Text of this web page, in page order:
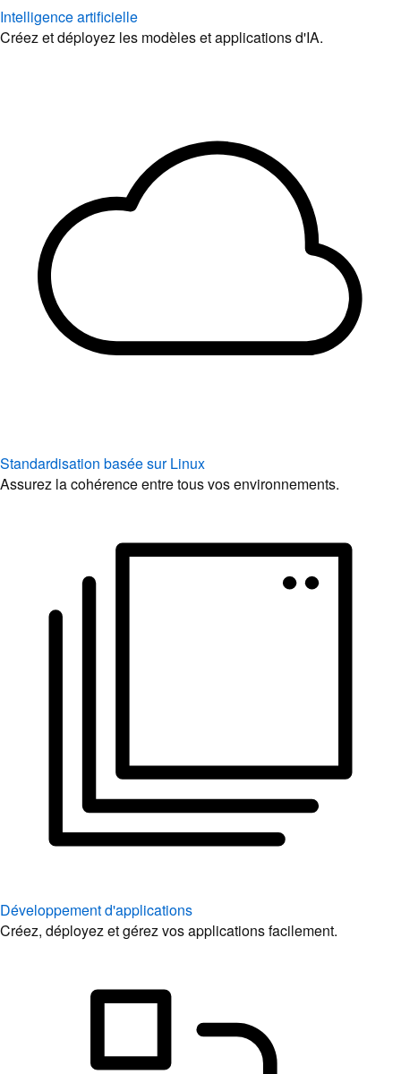
Intelligence artificielle
Créez et déployez les modèles et applications d'IA.
Standardisation basée sur Linux
Assurez la cohérence entre tous vos environnements.
Développement d'applications
Créez, déployez et gérez vos applications facilement.